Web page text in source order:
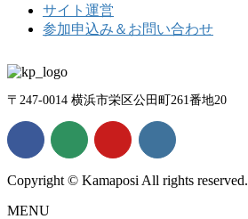
サイト運営
参加申込み＆お問い合わせ
〒247-0014 横浜市栄区公田町261番地20
Copyright © Kamaposi All rights reserved.
MENU